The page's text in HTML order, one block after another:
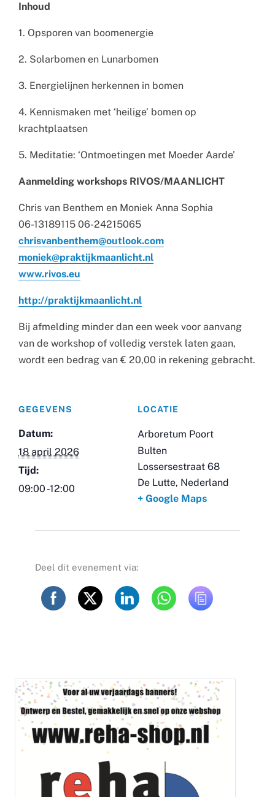
Inhoud
1. Opsporen van boomenergie
2. Solarbomen en Lunarbomen
3. Energielijnen herkennen in bomen
4. Kennismaken met ‘heilige’ bomen op
krachtplaatsen
5. Meditatie: ‘Ontmoetingen met Moeder Aarde’
Aanmelding workshops RIVOS/MAANLICHT
Chris van Benthem en Moniek Anna Sophia
06-13189115 06-24215065
chrisvanbenthem@outlook.com
moniek@praktijkmaanlicht.nl
www.rivos.eu
http://praktijkmaanlicht.nl
Bij afmelding minder dan een week voor aanvang
van de workshop of volledig verstek laten gaan,
wordt een bedrag van € 20,00 in rekening gebracht.
GEGEVENS
Datum:
18 april 2026
Tijd:
09:00 -12:00
LOCATIE
Arboretum Poort
Bulten
Lossersestraat 68
De Lutte, Nederland
+ Google Maps
Deel dit evenement via: